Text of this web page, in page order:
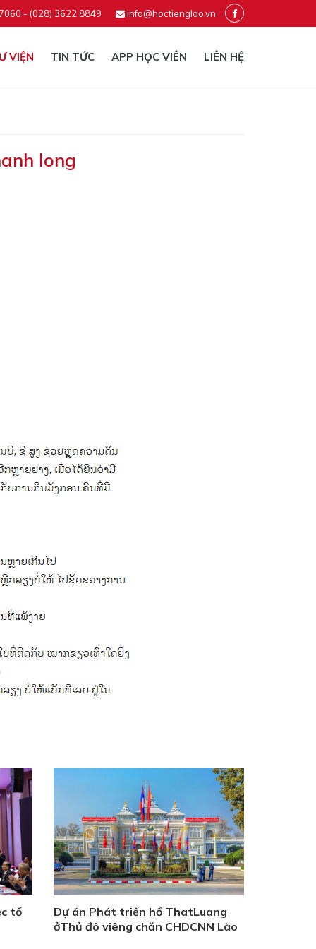
- (028) 3622 8849 info@hoctienglao.vn
VIỆN TIN TỨC APP HỌC VIÊN LIÊN HỆ
long
tổ
Dự án Phát triển hồ ThatLuang
ởThủ đô viêng chăn CHDCNN Lào